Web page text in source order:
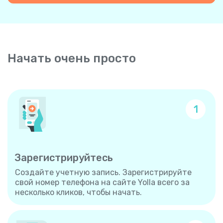
Начать очень просто
1
Зарегистрируйтесь
Создайте учетную запись. Зарегистрируйте
свой номер телефона на сайте Yolla всего за
несколько кликов, чтобы начать.